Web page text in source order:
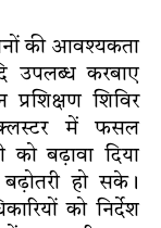
की आवश्यकता
उपलब्ध करबाए
शिविर
में फसल
बढ़ावा दिया
हो सके।
को निर्देश